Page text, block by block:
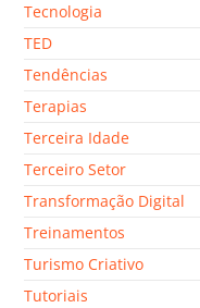
Tecnologia
TED
Tendências
Terapias
Terceira Idade
Terceiro Setor
Transformação Digital
Treinamentos
Turismo Criativo
Tutoriais